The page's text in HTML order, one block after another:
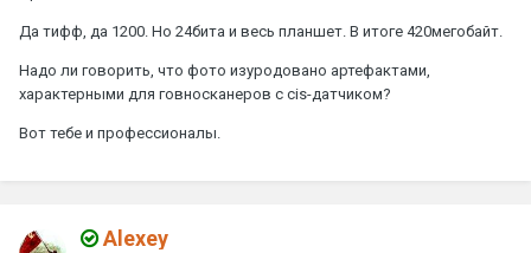
Да тифф, да 1200. Но 24бита и весь планшет. В итоге 420мегобайт.
Надо ли говорить, что фото изуродовано артефактами,
характерными для говносканеров с cis-датчиком?
Вот тебе и профессионалы.
Alexey